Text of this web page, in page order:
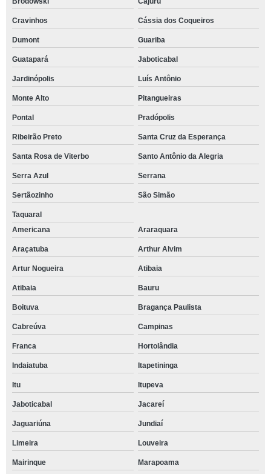
Cravinhos Cássia dos Coqueiros
Dumont Guariba
Guatapará Jaboticabal
Jardinópolis Luís Antônio
Monte Alto Pitangueiras
Pontal Pradópolis
Ribeirão Preto Santa Cruz da Esperança
Santa Rosa de Viterbo Santo Antônio da Alegria
Serra Azul Serrana
Sertãozinho São Simão
Taquaral
Americana
Araraquara
Araçatuba Arthur Alvim
Artur Nogueira Atibaia
Atibaia Bauru
Boituva Bragança Paulista
Cabreúva Campinas
Franca Hortolândia
Indaiatuba Itapetininga
Itu Itupeva
Jaboticabal Jacareí
Jaguariúna Jundiaí
Limeira Louveira
Mairinque Marapoama